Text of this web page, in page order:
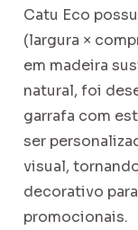
Catu Eco
(largura ×
em madeira
natural, foi
garrafa com
ser
visual,
decorativo
promocionais.